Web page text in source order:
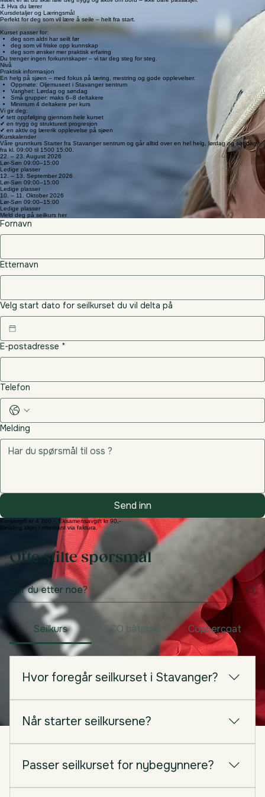
“En fantastisk opplevelse! Instruktørene var utrolig dyktige og gjorde meg trygg bak roret fra
første time.”
– Jan Fredrik
“Kursheftet jeg fikk i forkant var gull verdt. Det gjorde den praktiske delen mye enklere å forstå.”
– Camilla
“Perfekt balanse mellom teori og praksis. Jeg føler meg endelig klar for å leie båt på egen hånd.”
– Morten
Å få kontroll på seilbåten og forstå hvordan du bruker vind og sjø til din fordel.
Grunnleggende seilteknikker og samspill med vinden
Navigasjon, værforståelse og gode beslutninger på sjøen
Sikkerhet, risikoforståelse og håndtering av uforutsette situasjoner
Planlegging og gjennomføring av turseilin.
Målet er at du skal føle deg trygg og aktiv om bord – ikke bare passasjer.
⚓ Hva du lærer
Kursdetaljer og Læringsmål
Perfekt for deg som vil lære å seile – helt fra start.
Kurset passer for:
deg som aldri har seilt før
deg som vil friske opp kunnskap
deg som ønsker mer praktisk erfaring
​Du trenger ingen forkunnskaper – vi tar deg steg for steg.
Nivå
Praktisk informasjon
En helg på sjøen – med fokus på læring, mestring og gode opplevelser.
Oppmøte: Oljemuseet i Stavanger sentrum
Varighet: Lørdag og søndag
Små grupper: maks 6–8 deltakere
Minimum 4 deltakere per kurs
Vi gir deg:
✔ tett oppfølging gjennom hele kurset
✔ en trygg og strukturert progresjon
✔ en aktiv og lærerik opplevelse på sjøen
Kurskalender
Våre grunnkurs Starter fra Stavanger sentrum og går alltid over en hel helg, lørdag og søndag
12. – 13. September 2026
Lør-Søn 09:00–15:00
10. – 11. Oktober 2026
Meld deg på seilkurs her
Fornavn
Etternavn
Velg start dato for seilkurset du vil delta på
E-postadresse
Melding
Send inn
Kursavgift kr 4 200,-. Eksamensavgift kr 90,-
Betaling skjer i etterkant via faktura.
Ofte stilte spørsmål
Hvor foregår seilkurset i Stavanger?
Seilkurset med Kolibris Seilskole starter ved